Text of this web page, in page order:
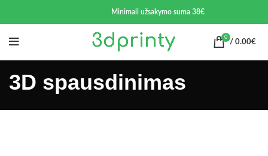
Minimali užsakymo suma 38€
0
/ 0.00€
3D spausdinimas